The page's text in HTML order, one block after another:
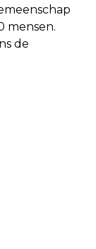
mensen.
de